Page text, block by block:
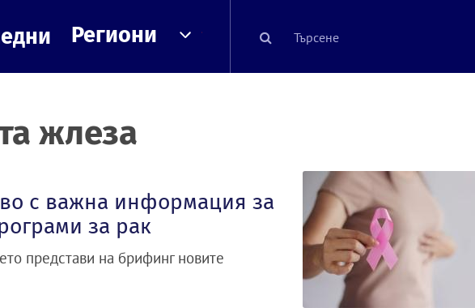
Региони
жлеза
с важна информация за
за рак
представи на брифинг новите